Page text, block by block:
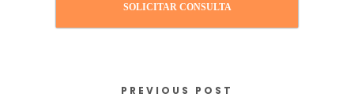
SOLICITAR CONSULTA
PREVIOUS POST